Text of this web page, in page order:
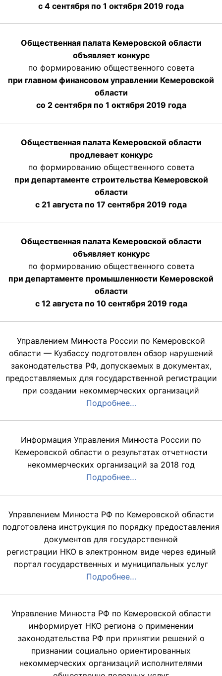
с 4 сентября по 1 октября 2019 года
Общественная палата Кемеровской области
объявляет конкурс
по формированию общественного совета
при главном финансовом управлении Кемеровской
области
со 2 сентября по 1 октября 2019 года
Общественная палата Кемеровской области
продлевает конкурс
по формированию общественного совета
при департаменте строительства Кемеровской
области
с 21 августа по 17 сентября 2019 года
Общественная палата Кемеровской области
объявляет конкурс
по формированию общественного совета
при департаменте промышленности Кемеровской
области
с 12 августа по 10 сентября 2019 года
Управлением Минюста России по Кемеровской
области — Кузбассу подготовлен обзор нарушений
законодательства РФ, допускаемых в документах,
предоставляемых для государственной регистрации
при создании некоммерческих организаций
Подробнее…
Информация Управления Минюста России по
Кемеровской области о результатах отчетности
некоммерческих организаций за 2018 год
Подробнее…
Управлением Минюста РФ по Кемеровской области
подготовлена инструкция по порядку предоставления
документов для государственной
регистрации НКО в электронном виде через единый
портал государственных и муниципальных услуг
Подробнее…
Управление Минюста РФ по Кемеровской области
информирует НКО региона о применении
законодательства РФ при принятии решений о
признании социально ориентированных
некоммерческих организаций исполнителями